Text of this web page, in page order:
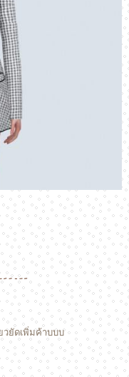
วยัดเพิ่มค้าบบบ